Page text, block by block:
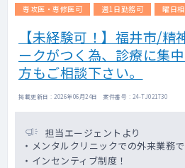
専攻医・専修医可
週1日勤務可 曜日
【未経験可！】福井市/精
ークがつく為、診療に集
方もご相談下さい。
掲載更新日 : 2026年06月24日 案件番号 : 24-TJ021730
担当エージェントより
・メンタルクリニックでの外来業務で
・インセンティブ制度！